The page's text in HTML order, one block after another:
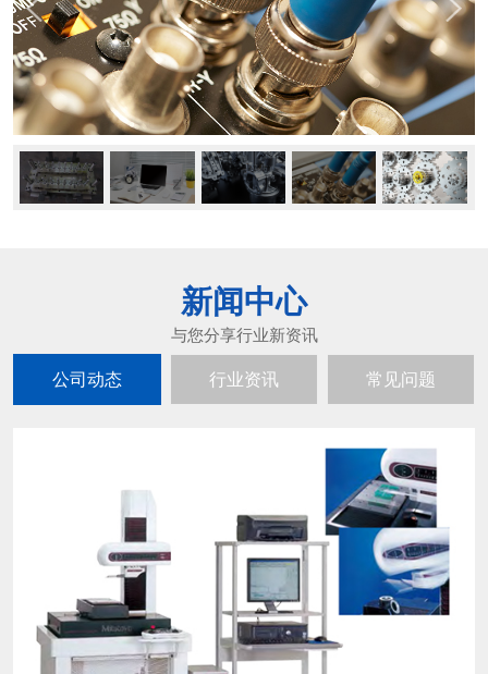
新闻中心
公司动态 行业资讯 常见问题